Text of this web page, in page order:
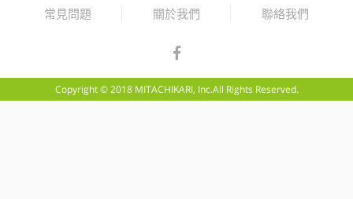
常見問題 關於我們 聯絡我們
Copyright © 2018 MITACHIKARI, Inc.All Rights Reserved.